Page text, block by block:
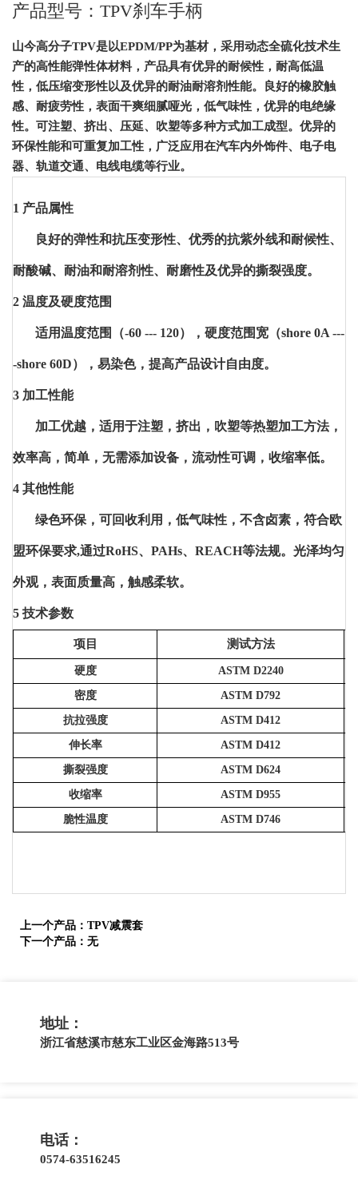
产品型号：TPV刹车手柄
山今高分子TPV是以EPDM/PP为基材，采用动态全硫化技术生
产的高性能弹性体材料，产品具有优异的耐候性，耐高低温
性，低压缩变形性以及优异的耐油耐溶剂性能。良好的橡胶触
感、耐疲劳性，表面干爽细腻哑光，低气味性，优异的电绝缘
性。可注塑、挤出、压延、吹塑等多种方式加工成型。优异的
环保性能和可重复加工性，广泛应用在汽车内外饰件、电子电
器、轨道交通、电线电缆等行业。
1 产品属性
良好的弹性和抗压变形性、 优秀的抗紫外线和耐候性、
耐酸碱、 耐油和耐溶剂性、 耐磨性及优异的撕裂强度。
2 温度及硬度范围
适用温度范围（-60 --- 120），硬度范围宽（shore 0A ---
-shore 60D），易染色，提高产品设计自由度。
3 加工性能
加工优越，适用于注塑，挤出，吹塑等热塑加工方法，
效率高，简单，无需添加设备，流动性可调，收缩率低。
4 其他性能
绿色环保，可回收利用，低气味性，不含卤素，符合欧
盟环保要求,通过RoHS、PAHs、REACH等法规。光泽均匀
外观，表面质量高，触感柔软。
5 技术参数
项目 测试方法
硬度 ASTM D2240
密度 ASTM D792
抗拉强度 ASTM D412
伸长率 ASTM D412
撕裂强度 ASTM D624
收缩率 ASTM D955
脆性温度 ASTM D746
上一个产品： TPV减震套
下一个产品： 无
地址：
浙江省慈溪市慈东工业区金海路513号
电话：
0574-63516245